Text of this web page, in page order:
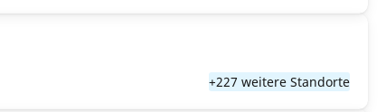
+227 weitere Standorte